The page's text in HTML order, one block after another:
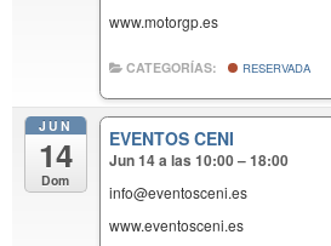
www.motorgp.es
CATEGORÍAS: RESERVADA
JUN
14
Dom
EVENTOS CENI
Jun 14 a las 10:00 – 18:00
info@eventosceni.es
www.eventosceni.es